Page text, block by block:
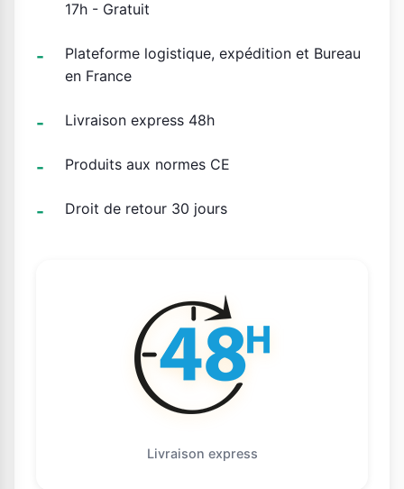
17h - Gratuit
Plateforme logistique, expédition et Bureau
en France
Livraison express 48h
Produits aux normes CE
Droit de retour 30 jours
Livraison express